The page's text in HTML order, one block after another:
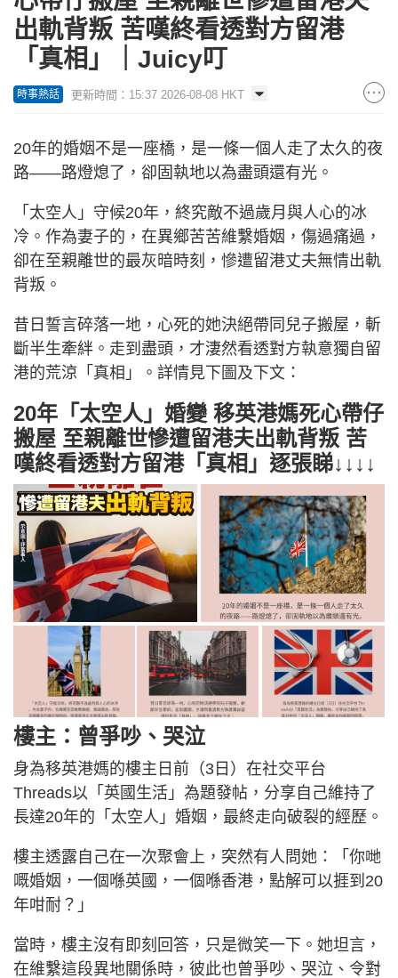
出軌背叛 苦嘆終看透對方留港
「真相」｜Juicy叮
時事熱話 更新時間：15:37 2026-08-08 HKT
20年的婚姻不是一座橋，是一條一個人走了太久的夜
路——路燈熄了，卻固執地以為盡頭還有光。
「太空人」守候20年，終究敵不過歲月與人心的冰
冷。作為妻子的，在異鄉苦苦維繫婚姻，傷過痛過，
卻在至親離世的最灰暗時刻，慘遭留港丈夫無情出軌
背叛。
昔日誓言碎落一地，心死的她決絕帶同兒子搬屋，斬
斷半生牽絆。走到盡頭，才淒然看透對方執意獨自留
港的荒涼「真相」。詳情見下圖及下文：
20年「太空人」婚變 移英港媽死心帶仔
搬屋 至親離世慘遭留港夫出軌背叛 苦
嘆終看透對方留港「真相」逐張睇↓↓↓↓
樓主：曾爭吵、哭泣
身為移英港媽的樓主日前（3日）在社交平台
Threads以「英國生活」為題發帖，分享自己維持了
長達20年的「太空人」婚姻，最終走向破裂的經歷。
樓主透露自己在一次聚會上，突然有人問她：「你哋
嘅婚姻，一個喺英國，一個喺香港，點解可以捱到20
年咁耐？」
當時，樓主沒有即刻回答，只是微笑一下。她坦言，
在維繫這段異地關係時，彼此也曾爭吵、哭泣、令對